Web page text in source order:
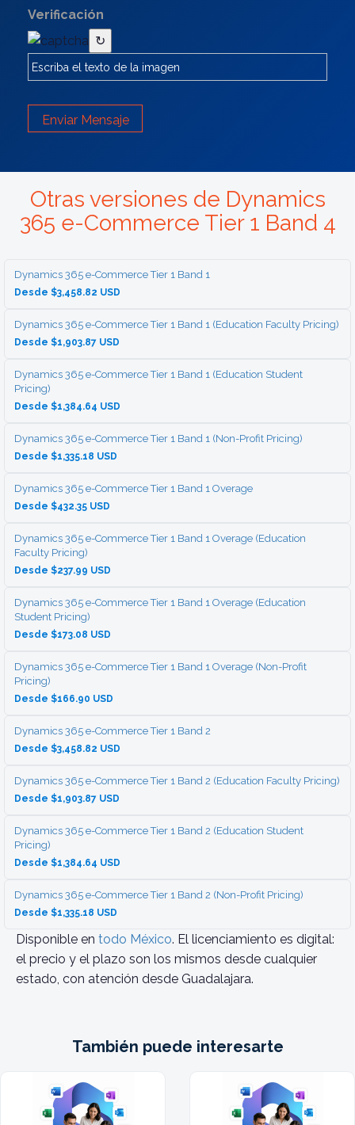
Verificación
↻
Enviar Mensaje
Otras versiones de Dynamics
365 e-Commerce Tier 1 Band 4
Dynamics 365 e-Commerce Tier 1 Band 1
Desde $3,458.82 USD
Dynamics 365 e-Commerce Tier 1 Band 1 (Education Faculty Pricing)
Desde $1,903.87 USD
Dynamics 365 e-Commerce Tier 1 Band 1 (Education Student
Pricing)
Desde $1,384.64 USD
Dynamics 365 e-Commerce Tier 1 Band 1 (Non-Profit Pricing)
Desde $1,335.18 USD
Dynamics 365 e-Commerce Tier 1 Band 1 Overage
Desde $432.35 USD
Dynamics 365 e-Commerce Tier 1 Band 1 Overage (Education
Faculty Pricing)
Desde $237.99 USD
Dynamics 365 e-Commerce Tier 1 Band 1 Overage (Education
Student Pricing)
Desde $173.08 USD
Dynamics 365 e-Commerce Tier 1 Band 1 Overage (Non-Profit
Pricing)
Desde $166.90 USD
Dynamics 365 e-Commerce Tier 1 Band 2
Desde $3,458.82 USD
Dynamics 365 e-Commerce Tier 1 Band 2 (Education Faculty Pricing)
Desde $1,903.87 USD
Dynamics 365 e-Commerce Tier 1 Band 2 (Education Student
Pricing)
Desde $1,384.64 USD
Dynamics 365 e-Commerce Tier 1 Band 2 (Non-Profit Pricing)
Desde $1,335.18 USD
Disponible en todo México. El licenciamiento es digital:
el precio y el plazo son los mismos desde cualquier
estado, con atención desde Guadalajara.
También puede interesarte